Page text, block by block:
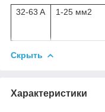
32-63 A
1-25 мм2
Скрыть
Характеристики